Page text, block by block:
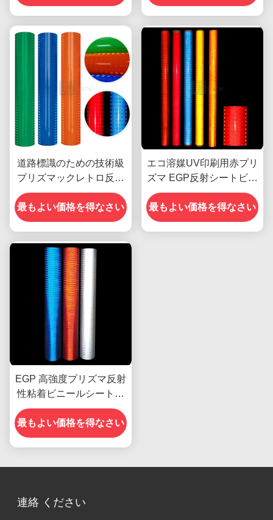
ール
道路標識のための技術級
プリズマックレトロ反射
シート
最もよい価格を得なさい
エコ溶媒UV印刷用赤プリ
ズマ EGP反射シートビニ
ール
最もよい価格を得なさい
EGP 高強度プリズマ反射
性粘着ビニールシートフ
ィルム素材
最もよい価格を得なさい
連絡 ください